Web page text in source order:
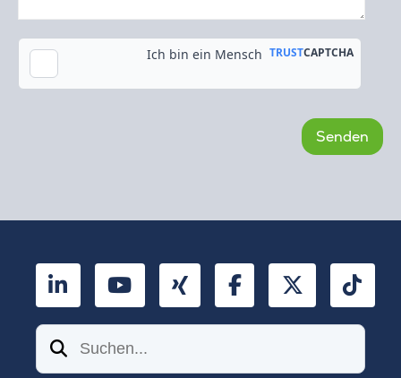
Kopie an meine E-Mail-Adresse senden
LinkedInYouTubeXing FacebookTwitter
Suchen